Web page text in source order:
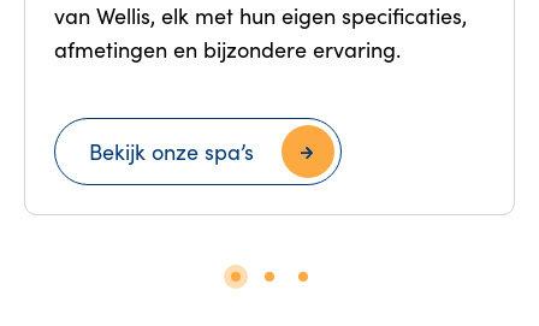
van Wellis, elk met hun eigen specificaties,
afmetingen en bijzondere ervaring.
Bekijk onze spa’s